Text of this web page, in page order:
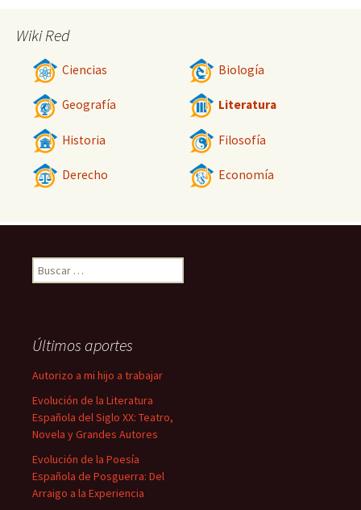
Wiki Red
Ciencias Biología
Geografía Literatura
Historia Filosofía
Derecho Economía
Buscar:
Últimos aportes
Autorizo a mi hijo a trabajar
Evolución de la Literatura
Española del Siglo XX: Teatro,
Novela y Grandes Autores
Evolución de la Poesía
Española de Posguerra: Del
Arraigo a la Experiencia